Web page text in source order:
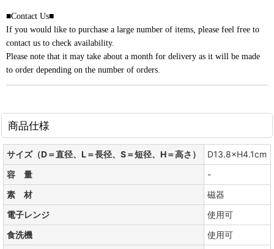
■Contact Us■
If you would like to purchase a large number of items, please feel free to
contact us to check availability.
Please note that it may take about a month for delivery as it will be made
to order depending on the number of orders.
商品仕様
サイズ（D＝直径、L＝長径、S＝短径、H＝高さ）
D13.8×H4.1cm
容 量
-
素 材
磁器
電子レンジ
使用可
食洗機
使用可